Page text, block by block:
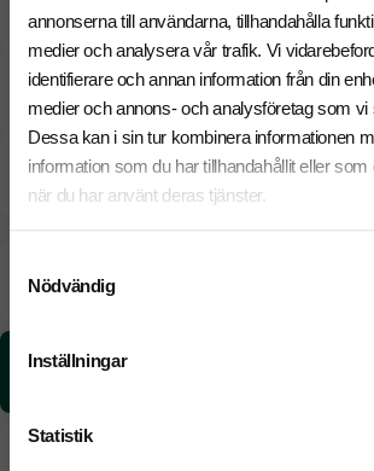
annonserna till användarna, tillhandahålla
medier och analysera vår trafik. Vi
identifierare och annan information från din
medier och annons- och analysföretag som
Dessa kan i sin tur kombinera informationen
information som du har tillhandahållit eller
när du har använt deras tjänster.
Nödvändig
Inställningar
Statistik
Tryckmetoder
Pristabell
CO₂e -avtryck
20 Augusti
CO₂e -avtryck: